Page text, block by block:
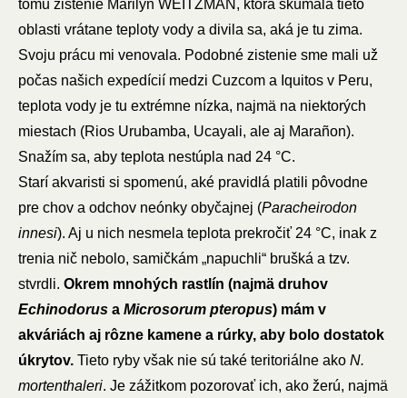
tomu zistenie Marilyn WEITZMAN, ktorá skúmala tieto
oblasti vrátane teploty vody a divila sa, aká je tu zima.
Svoju prácu mi venovala. Podobné zistenie sme mali už
počas našich expedícií medzi Cuzcom a Iquitos v Peru,
teplota vody je tu extrémne nízka, najmä na niektorých
miestach (Rios Urubamba, Ucayali, ale aj Marañon).
Snažím sa, aby teplota nestúpla nad 24 °C.
Starí akvaristi si spomenú, aké pravidlá platili pôvodne
pre chov a odchov neónky obyčajnej (Paracheirodon
innesi). Aj u nich nesmela teplota prekročiť 24 °C, inak z
trenia nič nebolo, samičkám „napuchli“ brušká a tzv.
stvrdli. Okrem mnohých rastlín (najmä druhov
Echinodorus a Microsorum pteropus) mám v
akváriách aj rôzne kamene a rúrky, aby bolo dostatok
úkrytov. Tieto ryby však nie sú také teritoriálne ako N.
mortenthaleri. Je zážitkom pozorovať ich, ako žerú, najmä